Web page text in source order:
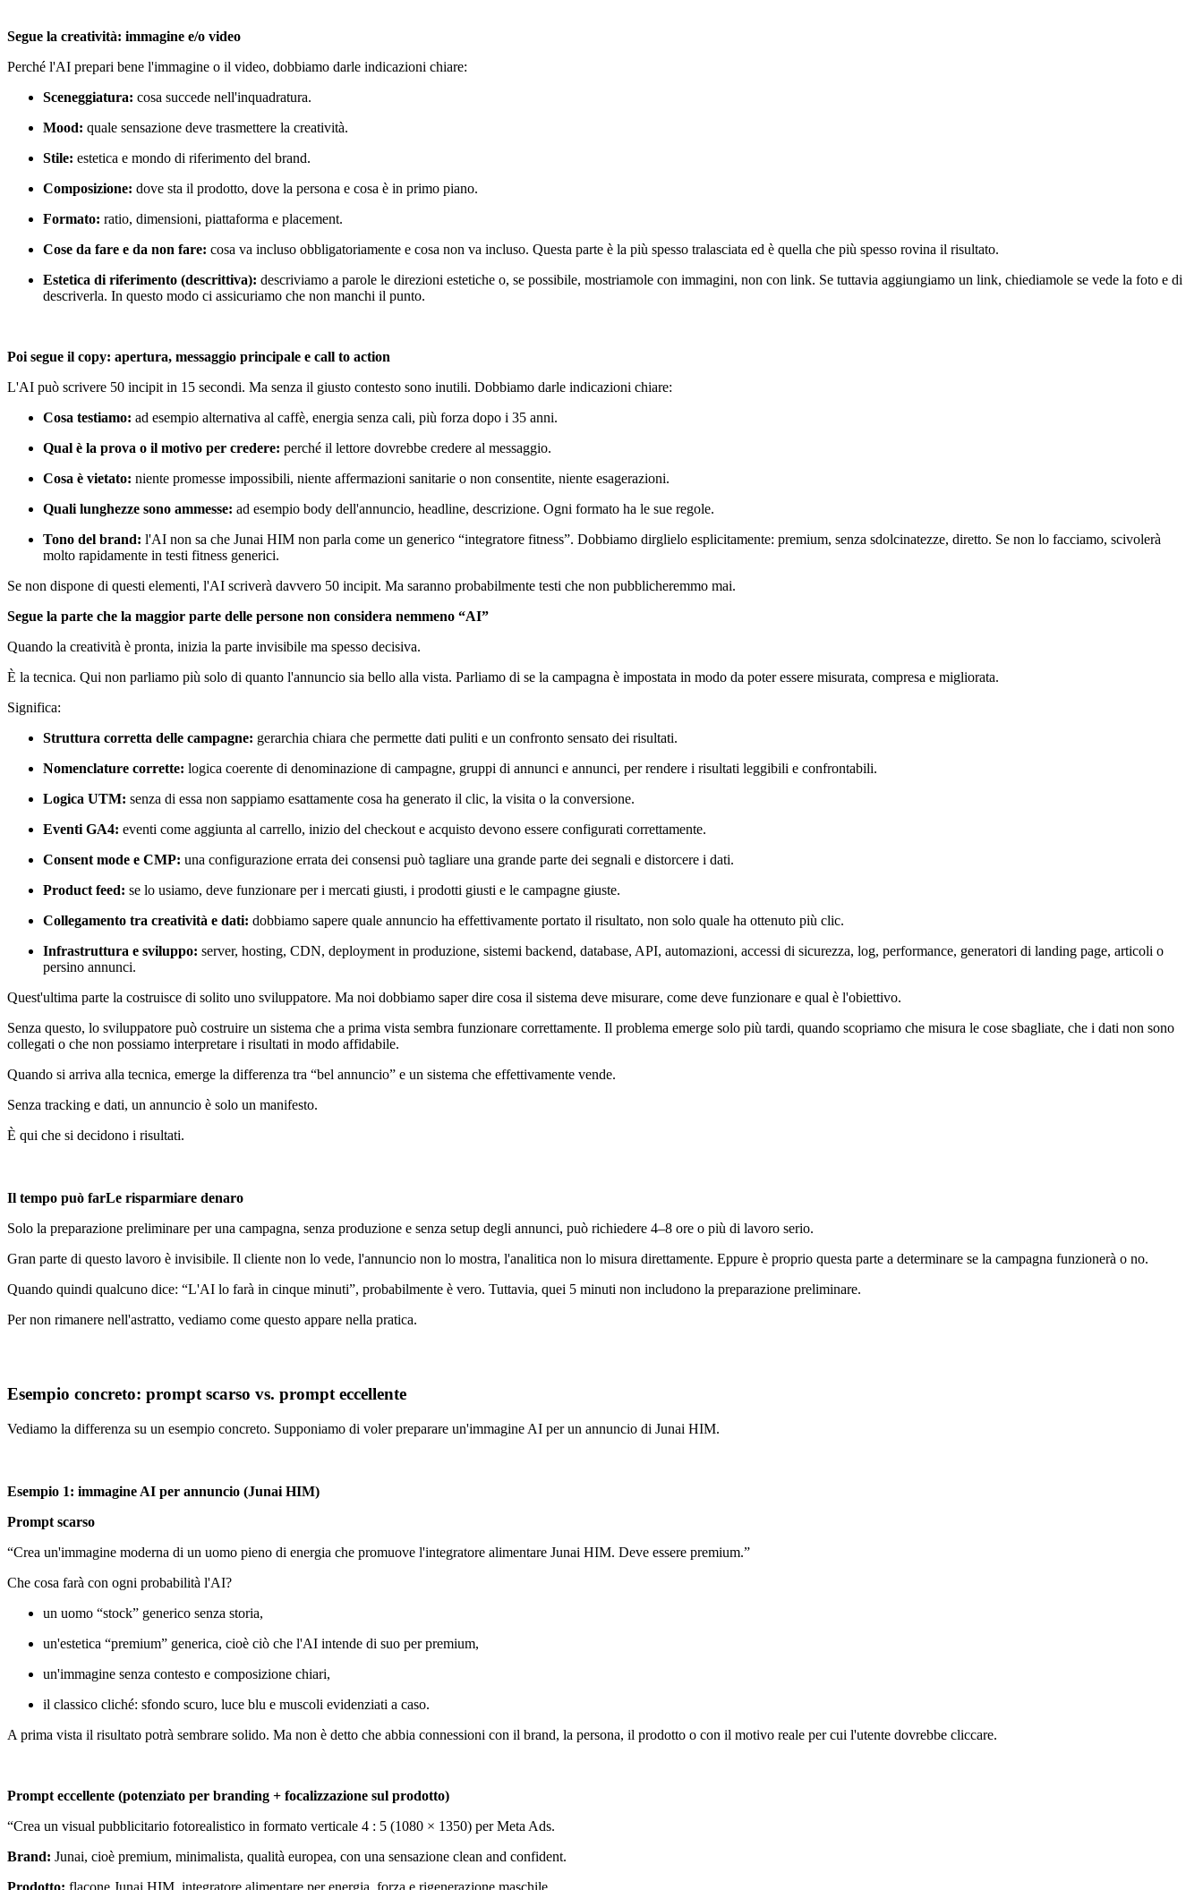
Segue la creatività: immagine e/o video
Perché l'AI prepari bene l'immagine o il video, dobbiamo darle indicazioni chiare:
Sceneggiatura: cosa succede nell'inquadratura.
Mood: quale sensazione deve trasmettere la creatività.
Stile: estetica e mondo di riferimento del brand.
Composizione: dove sta il prodotto, dove la persona e cosa è in primo piano.
Formato: ratio, dimensioni, piattaforma e placement.
Cose da fare e da non fare: cosa va incluso obbligatoriamente e cosa non va incluso. Questa parte è la più spesso tralasciata ed è quella che più spesso rovina il risultato.
Estetica di riferimento (descrittiva): descriviamo a parole le direzioni estetiche o, se possibile, mostriamole con immagini, non con link. Se tuttavia aggiungiamo un link, chiediamole se vede la foto e di
descriverla. In questo modo ci assicuriamo che non manchi il punto.
Poi segue il copy: apertura, messaggio principale e call to action
L'AI può scrivere 50 incipit in 15 secondi. Ma senza il giusto contesto sono inutili. Dobbiamo darle indicazioni chiare:
Cosa testiamo: ad esempio alternativa al caffè, energia senza cali, più forza dopo i 35 anni.
Qual è la prova o il motivo per credere: perché il lettore dovrebbe credere al messaggio.
Cosa è vietato: niente promesse impossibili, niente affermazioni sanitarie o non consentite, niente esagerazioni.
Quali lunghezze sono ammesse: ad esempio body dell'annuncio, headline, descrizione. Ogni formato ha le sue regole.
Tono del brand: l'AI non sa che Junai HIM non parla come un generico “integratore fitness”. Dobbiamo dirglielo esplicitamente: premium, senza sdolcinatezze, diretto. Se non lo facciamo, scivolerà
molto rapidamente in testi fitness generici.
Se non dispone di questi elementi, l'AI scriverà davvero 50 incipit. Ma saranno probabilmente testi che non pubblicheremmo mai.
Segue la parte che la maggior parte delle persone non considera nemmeno “AI”
Quando la creatività è pronta, inizia la parte invisibile ma spesso decisiva.
È la tecnica. Qui non parliamo più solo di quanto l'annuncio sia bello alla vista. Parliamo di se la campagna è impostata in modo da poter essere misurata, compresa e migliorata.
Significa:
Struttura corretta delle campagne: gerarchia chiara che permette dati puliti e un confronto sensato dei risultati.
Nomenclature corrette: logica coerente di denominazione di campagne, gruppi di annunci e annunci, per rendere i risultati leggibili e confrontabili.
Logica UTM: senza di essa non sappiamo esattamente cosa ha generato il clic, la visita o la conversione.
Eventi GA4: eventi come aggiunta al carrello, inizio del checkout e acquisto devono essere configurati correttamente.
Consent mode e CMP: una configurazione errata dei consensi può tagliare una grande parte dei segnali e distorcere i dati.
Product feed: se lo usiamo, deve funzionare per i mercati giusti, i prodotti giusti e le campagne giuste.
Collegamento tra creatività e dati: dobbiamo sapere quale annuncio ha effettivamente portato il risultato, non solo quale ha ottenuto più clic.
Infrastruttura e sviluppo: server, hosting, CDN, deployment in produzione, sistemi backend, database, API, automazioni, accessi di sicurezza, log, performance, generatori di landing page, articoli o
persino annunci.
Quest'ultima parte la costruisce di solito uno sviluppatore. Ma noi dobbiamo saper dire cosa il sistema deve misurare, come deve funzionare e qual è l'obiettivo.
Senza questo, lo sviluppatore può costruire un sistema che a prima vista sembra funzionare correttamente. Il problema emerge solo più tardi, quando scopriamo che misura le cose sbagliate, che i dati non sono
collegati o che non possiamo interpretare i risultati in modo affidabile.
Quando si arriva alla tecnica, emerge la differenza tra “bel annuncio” e un sistema che effettivamente vende.
Senza tracking e dati, un annuncio è solo un manifesto.
È qui che si decidono i risultati.
Il tempo può farLe risparmiare denaro
Solo la preparazione preliminare per una campagna, senza produzione e senza setup degli annunci, può richiedere 4–8 ore o più di lavoro serio.
Gran parte di questo lavoro è invisibile. Il cliente non lo vede, l'annuncio non lo mostra, l'analitica non lo misura direttamente. Eppure è proprio questa parte a determinare se la campagna funzionerà o no.
Quando quindi qualcuno dice: “L'AI lo farà in cinque minuti”, probabilmente è vero. Tuttavia, quei 5 minuti non includono la preparazione preliminare.
Per non rimanere nell'astratto, vediamo come questo appare nella pratica.
Esempio concreto: prompt scarso vs. prompt eccellente
Vediamo la differenza su un esempio concreto. Supponiamo di voler preparare un'immagine AI per un annuncio di Junai HIM.
Esempio 1: immagine AI per annuncio (Junai HIM)
Prompt scarso
“Crea un'immagine moderna di un uomo pieno di energia che promuove l'integratore alimentare Junai HIM. Deve essere premium.”
Che cosa farà con ogni probabilità l'AI?
un uomo “stock” generico senza storia,
un'estetica “premium” generica, cioè ciò che l'AI intende di suo per premium,
un'immagine senza contesto e composizione chiari,
il classico cliché: sfondo scuro, luce blu e muscoli evidenziati a caso.
A prima vista il risultato potrà sembrare solido. Ma non è detto che abbia connessioni con il brand, la persona, il prodotto o con il motivo reale per cui l'utente dovrebbe cliccare.
Prompt eccellente (potenziato per branding + focalizzazione sul prodotto)
“Crea un visual pubblicitario fotorealistico in formato verticale 4 : 5 (1080 × 1350) per Meta Ads.
Brand: Junai, cioè premium, minimalista, qualità europea, con una sensazione clean and confident.
Prodotto: flacone Junai HIM, integratore alimentare per energia, forza e rigenerazione maschile.